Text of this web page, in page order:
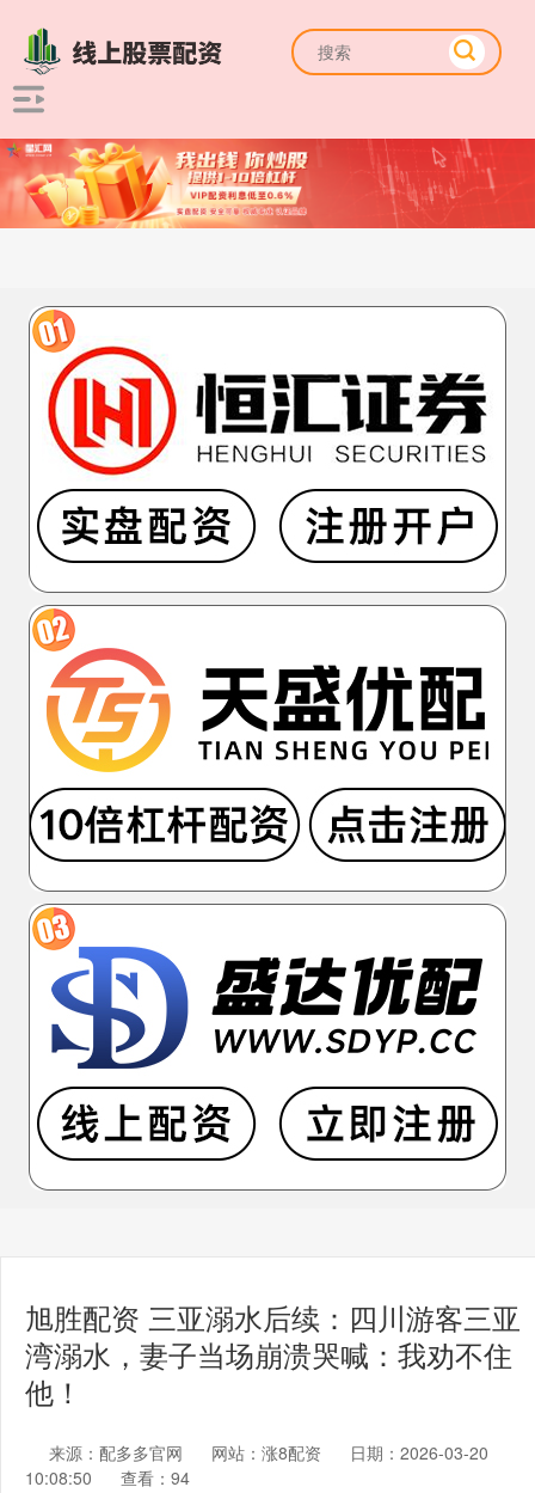
旭胜配资 三亚溺水后续：四川游客三亚
湾溺水，妻子当场崩溃哭喊：我劝不住
他！
来源：配多多官网 网站：涨8配资
日期：2026-03-20
10:08:50
查看：94